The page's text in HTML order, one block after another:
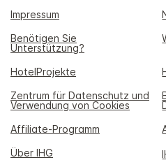
Impressum
Benötigen Sie
Unterstützung?
HotelProjekte
Zentrum für Datenschutz und
Verwendung von Cookies
Affiliate-Programm
Über IHG